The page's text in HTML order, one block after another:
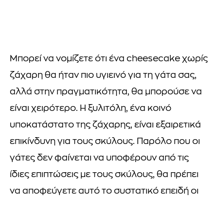
Μπορεί να νομίζετε ότι ένα cheesecake χωρίς
ζάχαρη θα ήταν πιο υγιεινό για τη γάτα σας,
αλλά στην πραγματικότητα, θα μπορούσε να
είναι χειρότερο. Η ξυλιτόλη, ένα κοινό
υποκατάστατο της ζάχαρης, είναι εξαιρετικά
επικίνδυνη για τους σκύλους. Παρόλο που οι
γάτες δεν φαίνεται να υποφέρουν από τις
ίδιες επιπτώσεις με τους σκύλους, θα πρέπει
να αποφεύγετε αυτό το συστατικό επειδή οι